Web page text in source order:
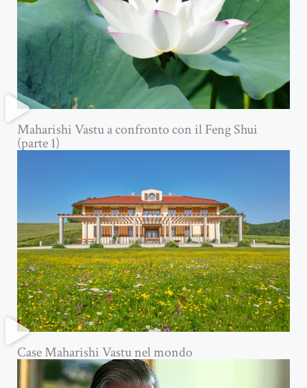
Maharishi Vastu a confronto con il Feng Shui
(parte 1)
Case Maharishi Vastu nel mondo